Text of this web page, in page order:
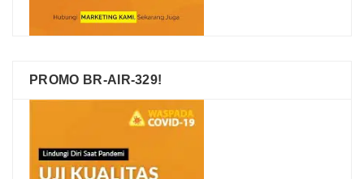
PROMO BR-AIR-329!